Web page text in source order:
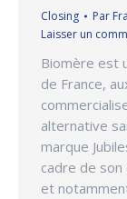
Closing Par
Laisser un
Biomère est
de France,
alternative
marque
cadre de
et